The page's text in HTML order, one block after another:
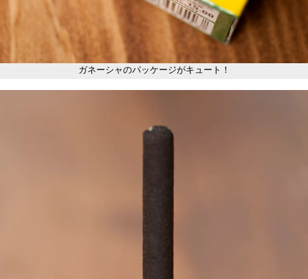
ガネーシャのパッケージがキュート！